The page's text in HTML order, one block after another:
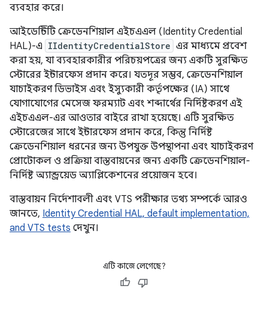
ব্যবহার করে।
আইডেন্টিটি ক্রেডেনশিয়াল এইচএএল (Identity Credential
HAL)-এ IIdentityCredentialStore এর মাধ্যমে প্রবেশ
করা হয়, যা ব্যবহারকারীর পরিচয়পত্রের জন্য একটি সুরক্ষিত
স্টোরের ইন্টারফেস প্রদান করে। যতদূর সম্ভব, ক্রেডেনশিয়াল
যাচাইকরণ ডিভাইস এবং ইস্যুকারী কর্তৃপক্ষের (IA) সাথে
যোগাযোগের মেসেজ ফরম্যাট এবং শব্দার্থের নির্দিষ্টকরণ এই
এইচএএল-এর আওতার বাইরে রাখা হয়েছে। এটি সুরক্ষিত
স্টোরেজের সাথে ইন্টারফেস প্রদান করে, কিন্তু নির্দিষ্ট
ক্রেডেনশিয়াল ধরনের জন্য উপযুক্ত উপস্থাপনা এবং যাচাইকরণ
প্রোটোকল ও প্রক্রিয়া বাস্তবায়নের জন্য একটি ক্রেডেনশিয়াল-
নির্দিষ্ট অ্যান্ড্রয়েড অ্যাপ্লিকেশনের প্রয়োজন হবে।
বাস্তবায়ন নির্দেশাবলী এবং VTS পরীক্ষার তথ্য সম্পর্কে আরও
জানতে, Identity Credential HAL, default implementation,
and VTS tests দেখুন।
এটি কাজে লেগেছে?